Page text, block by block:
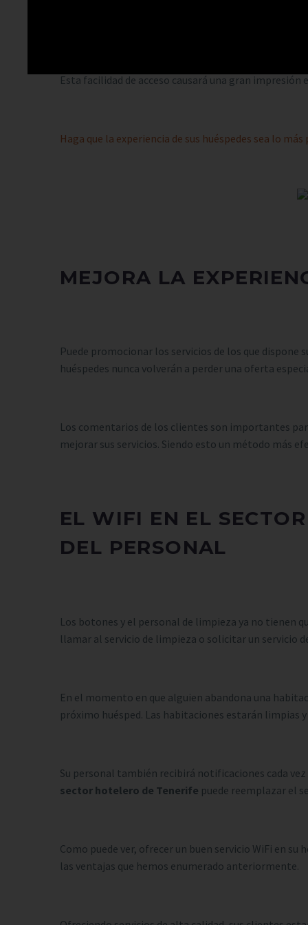
Su red pública puede actuar como un puente entre
Esta facilidad de acceso causará una gran
Haga que la experiencia de sus huéspedes sea lo
MEJORA LA
Puede promocionar los servicios de los que
huéspedes nunca volverán a perder una oferta
Los comentarios de los clientes son importantes
mejorar sus servicios. Siendo esto un método más
EL WIFI EN EL
DEL PERSONAL
Los botones y el personal de limpieza ya no tienen
llamar al servicio de limpieza o solicitar un servicio
En el momento en que alguien abandona una
próximo huésped. Las habitaciones estarán limpias
Su personal también recibirá notificaciones cada
sector hotelero de Tenerife puede reemplazar el
Como puede ver, ofrecer un buen servicio WiFi en
las ventajas que hemos enumerado anteriormente.